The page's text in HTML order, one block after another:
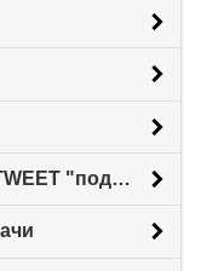
Пластиковая уличная мебель TWEET "под ротанг"